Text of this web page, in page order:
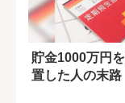
貯金1000万円
置した人の末路